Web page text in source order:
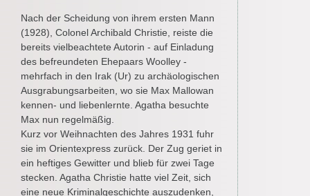
Nach der Scheidung von ihrem ersten Mann
(1928), Colonel Archibald Christie, reiste die
bereits vielbeachtete Autorin - auf Einladung
des befreundeten Ehepaars Woolley -
mehrfach in den Irak (Ur) zu archäologischen
Ausgrabungsarbeiten, wo sie Max Mallowan
kennen- und liebenlernte. Agatha besuchte
Max nun regelmäßig.
Kurz vor Weihnachten des Jahres 1931 fuhr
sie im Orientexpress zurück. Der Zug geriet in
ein heftiges Gewitter und blieb für zwei Tage
stecken. Agatha Christie hatte viel Zeit, sich
eine neue Kriminalgeschichte auszudenken,